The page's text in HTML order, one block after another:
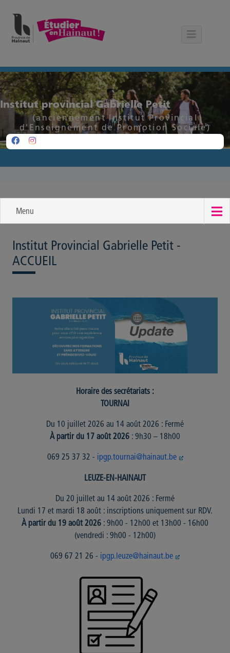
Institut provincial Gabrielle Petit
(anciennement Institut Provincial
d'Enseignement de Promotion Sociale)
Menu
Institut Provincial Gabrielle Petit -
ACCUEIL
Horaire des secrétariats :
TOURNAI
Du 10 juillet 2026 au 14 août 2026 : Fermé
À partir du 17 août 2026 : 9h30 – 18h00
069 25 37 32 - ipgp.tournai@hainaut.be
LEUZE-EN-HAINAUT
Du 20 juillet au 14 août 2026 : Fermé
Lundi 17 et mardi 18 août : inscriptions uniquement sur RDV.
À partir du 19 août 2026 : 9h00 - 12h00 et 13h00 - 16h00
(vendredi : 9h00 - 12h00)
069 67 21 26 - ipgp.leuze@hainaut.be